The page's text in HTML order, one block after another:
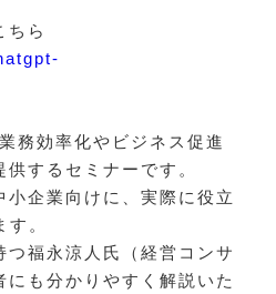
ちら
務効率化やビジネス促進
するセミナーです。
小企業向けに、実際に役立
。
つ福永涼人氏（経営コンサ
にも分かりやすく解説いた